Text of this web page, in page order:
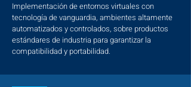
Implementación de entornos virtuales con
tecnología de vanguardia, ambientes altamente
automatizados y controlados, sobre productos
estándares de industria para garantizar la
compatibilidad y portabilidad.